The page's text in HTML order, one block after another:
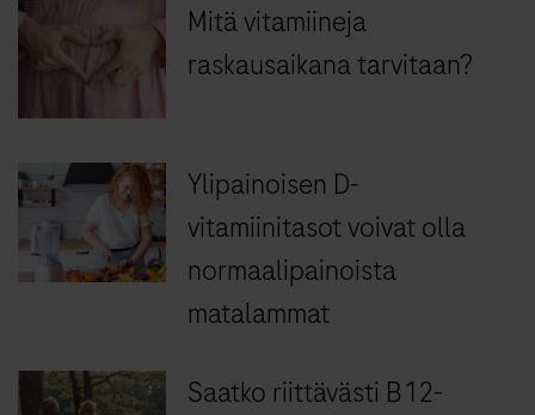
Mitä vitamiineja
raskausaikana tarvitaan?
Ylipainoisen D-
vitamiinitasot voivat olla
normaalipainoista
matalammat
Saatko riittävästi B12-